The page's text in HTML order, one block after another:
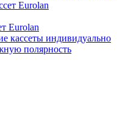
Eurolan
кассеты индивидуально
полярность